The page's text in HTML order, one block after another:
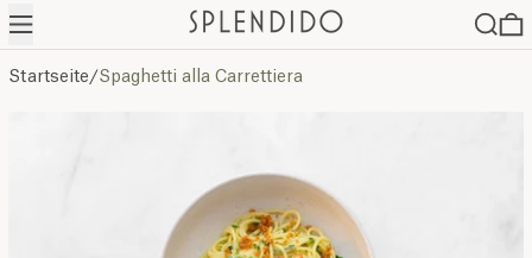
Menü
Startseite/Spaghetti alla Carrettiera